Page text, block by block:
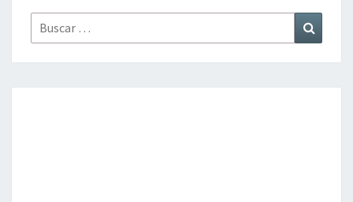
Buscar
por: